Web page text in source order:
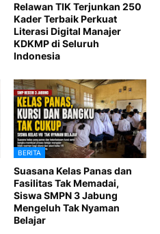
Relawan TIK Terjunkan 250
Kader Terbaik Perkuat
Literasi Digital Manajer
KDKMP di Seluruh
Indonesia
BERITA
Suasana Kelas Panas dan
Fasilitas Tak Memadai,
Siswa SMPN 3 Jabung
Mengeluh Tak Nyaman
Belajar